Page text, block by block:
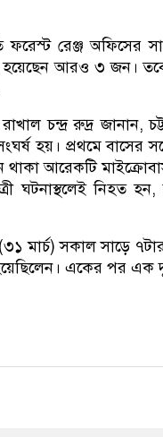
রেঞ্জ অফিসের
আরও ৩ জন। তবে
চন্দ্র রুদ্র জানান,
হয়। প্রথমে বাসের
আরেকটি
ঘটনাস্থলেই নিহত
মার্চ) সকাল সাড়ে
একের পর এক